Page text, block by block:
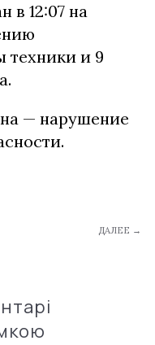
в 12:07 на
техники и 9
— нарушение
ДАЛЕЕ →